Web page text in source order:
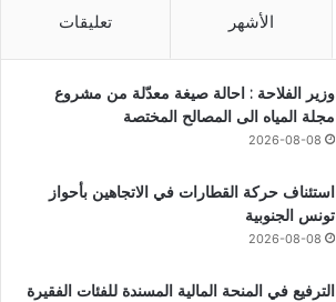
الأشهر تعليقات
وزير الفلاحة : احالة صيغة معدّلة من مشروع
مجلة المياه الى المصالح المختصة
2026-08-08
استئناف حركة القطارات في الاتجاهين بأحواز
تونس الجنوبية
2026-08-08
الترفيع في المنحة المالية المسندة للفئات الفقيرة